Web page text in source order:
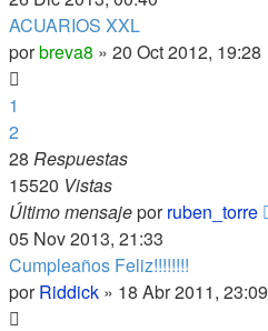
ACUARIOS XXL
porbreva8 » 20 Oct 2012, 19:28
1
2
28 Respuestas
15520 Vistas
Último mensajeporruben_torre
05 Nov 2013, 21:33
Cumpleaños Feliz!!!!!!!!
porRiddick » 18 Abr 2011, 23:09